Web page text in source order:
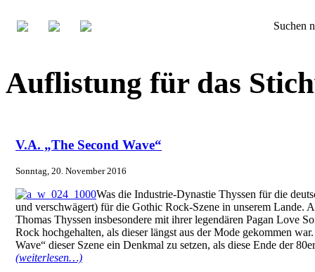
Suchen
Auflistung für das
V.A. „The Second Wave“
Sonntag, 20. November 2016
Was die Industrie-Dynastie Thyssen für die
und verschwägert) für die Gothic Rock-Szene in unserem Lande.
Thomas Thyssen insbesondere mit ihrer legendären Pagan Love
Rock hochgehalten, als dieser längst aus der Mode gekommen
Wave“ dieser Szene ein Denkmal zu setzen, als diese Ende der
(weiterlesen…)